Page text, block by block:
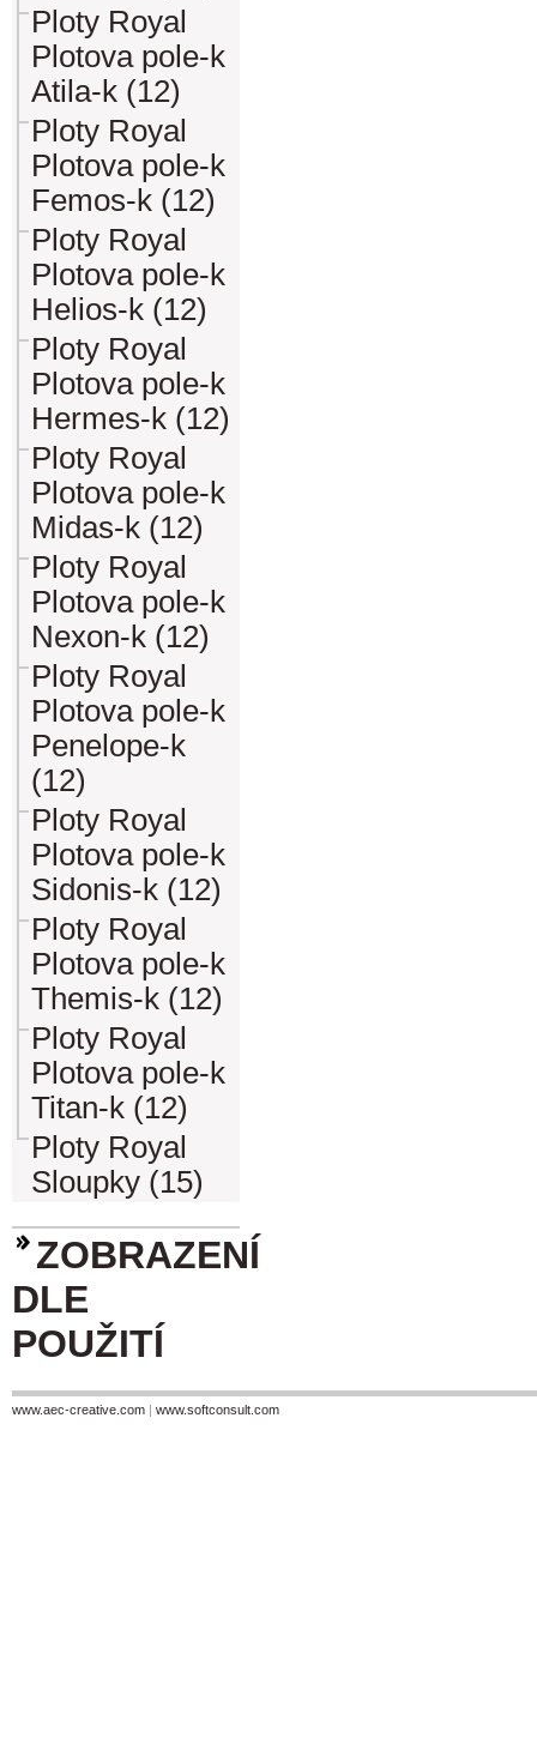
Ploty Royal
Plotova pole-k
Atila-k (12)
Ploty Royal
Plotova pole-k
Femos-k (12)
Ploty Royal
Plotova pole-k
Helios-k (12)
Ploty Royal
Plotova pole-k
Hermes-k (12)
Ploty Royal
Plotova pole-k
Midas-k (12)
Ploty Royal
Plotova pole-k
Nexon-k (12)
Ploty Royal
Plotova pole-k
Penelope-k
(12)
Ploty Royal
Plotova pole-k
Sidonis-k (12)
Ploty Royal
Plotova pole-k
Themis-k (12)
Ploty Royal
Plotova pole-k
Titan-k (12)
Ploty Royal
Sloupky (15)
ZOBRAZENÍ
DLE
POUŽITÍ
www.aec-creative.com | www.softconsult.com